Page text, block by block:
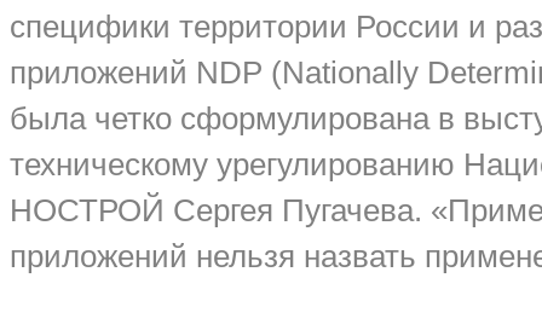
специфики территории России и
приложений NDP (Nationally
была четко сформулирована в
техническому урегулированию
НОСТРОЙ Сергея Пугачева.
приложений нельзя назвать